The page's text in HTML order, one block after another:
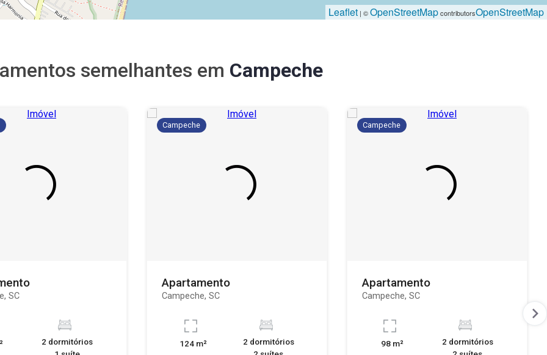
Leaflet | ©OpenStreetMapcontributorsOpenStreetMap
semelhantes em Campeche
SC
2 dormitórios
Campeche
Apartamento
Campeche, SC
124 m²
2 dormitórios
Campeche
Apartamento
Campeche, SC
98 m²
2 dormitórios